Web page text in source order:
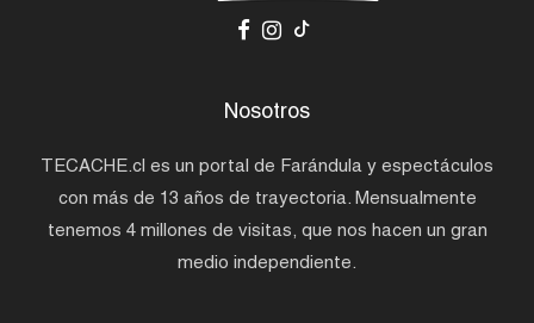
Nosotros
TECACHE.cl es un portal de Farándula y espectáculos
con más de 13 años de trayectoria. Mensualmente
tenemos 4 millones de visitas, que nos hacen un gran
medio independiente.